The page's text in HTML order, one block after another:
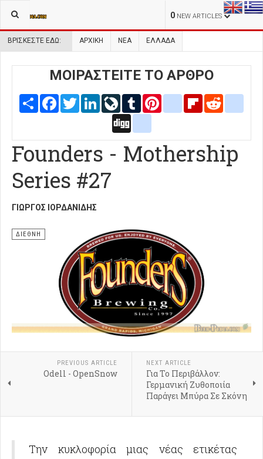
0 NEW ARTICLES
ΒΡΊΣΚΕΣΤΕ ΕΔΏ: ΑΡΧΙΚΉ ΝΕΑ ΕΛΛΑΔΑ
ΜΟΙΡΑΣΤΕΙΤΕ ΤΟ ΑΡΘΡΟ
Share FacebookTwitterLinkedInLiveJournal
Tumblr Pinterestblogger_post
Flipboard
Founders - Mothership
Series #27
ΓΙΏΡΓΟΣ ΙΟΡΔΑΝΊΔΗΣ
ΔΙΕΘΝΗ
PREVIOUS ARTICLE
Odell - OpenSnow
NEXT ARTICLE
Για Το Περιβάλλον:
Γερμανική Ζυθοποιία
Παράγει Μπύρα Σε Σκόνη
Την κυκλοφορία μιας νέας ετικέτας